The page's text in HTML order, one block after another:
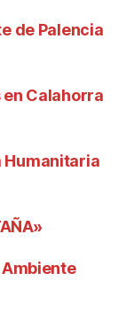
de Palencia
Calahorra
Humanitaria